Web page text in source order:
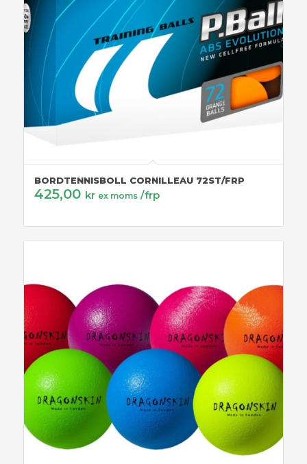
BORDTENNISBOLL CORNILLEAU 72ST/FRP
425,00 kr ex moms /frp